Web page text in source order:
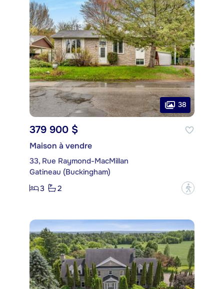
38
379 900 $
Maison à vendre
33, Rue Raymond-MacMillan
Gatineau (Buckingham)
3
2 ?